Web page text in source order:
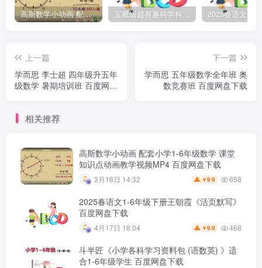
高斯数学小动画 配套小学1-6年级数学 课堂知识点动画教学视频MP4 百度网盘下载 宝藏级超有趣科学科普动画《土豆逗严肃科普》第二季 百度网盘下载
上一篇
学而思 李士超 四年级升五年
级数学 暑期培训班 百度网盘
下一篇
学而思 五年级数学全年班 奥
数竞赛班 百度网盘下载
相关推荐
高斯数学小动画 配套小学1-6年级数学 课堂
知识点动画教学视频MP4 百度网盘下载
3月18日 14:32 ￥9.9 658
2025春语文1-6年级下册王朝霞《活页默写》
百度网盘下载
4月17日 18:04 ￥9.9 468
斗半匠《小学各科学习资料包 (语数英) 》适
合1-6年级学生 百度网盘下载